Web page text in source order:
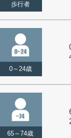
歩行者
0～24歳
65～74歳